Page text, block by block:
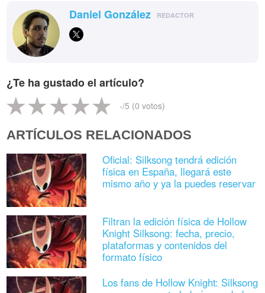
Daniel González REDACTOR
¿Te ha gustado el artículo?
-/5 (0 votos)
ARTÍCULOS RELACIONADOS
Oficial: Silksong tendrá edición
física en España, llegará este
mismo año y ya la puedes reservar
Filtran la edición física de Hollow
Knight Silksong: fecha, precio,
plataformas y contenidos del
formato físico
Los fans de Hollow Knight: Silksong